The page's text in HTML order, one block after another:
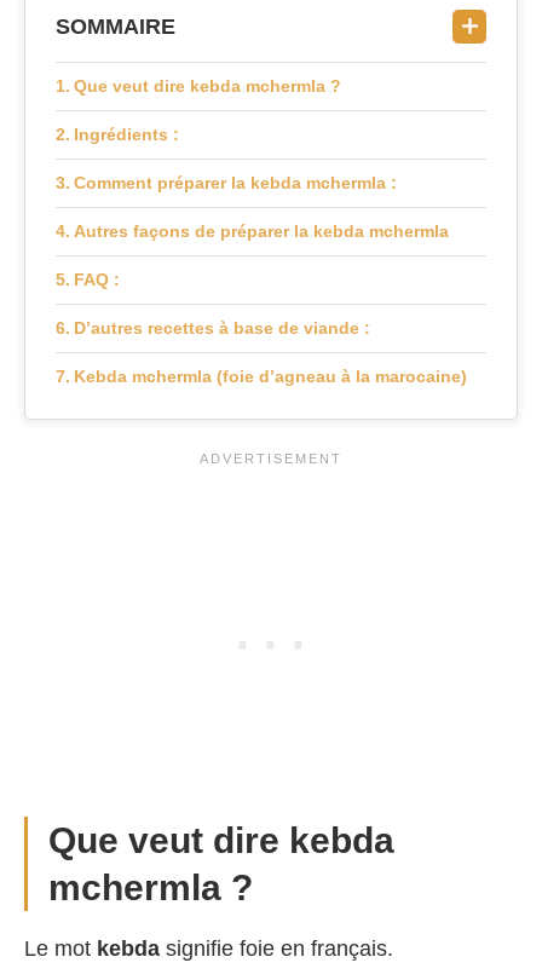
SOMMAIRE
Que veut dire kebda mchermla ?
Ingrédients :
Comment préparer la kebda mchermla :
Autres façons de préparer la kebda mchermla
FAQ :
D’autres recettes à base de viande :
Kebda mchermla (foie d’agneau à la marocaine)
Que veut dire kebda
mchermla ?
Le mot kebda signifie foie en français.